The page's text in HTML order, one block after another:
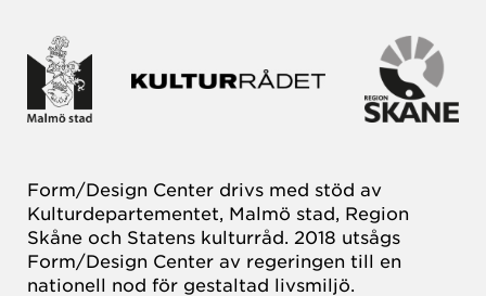
Form/Design Center drivs med stöd av
Kulturdepartementet, Malmö stad, Region
Skåne och Statens kulturråd. 2018 utsågs
Form/Design Center av regeringen till en
nationell nod för gestaltad livsmiljö.